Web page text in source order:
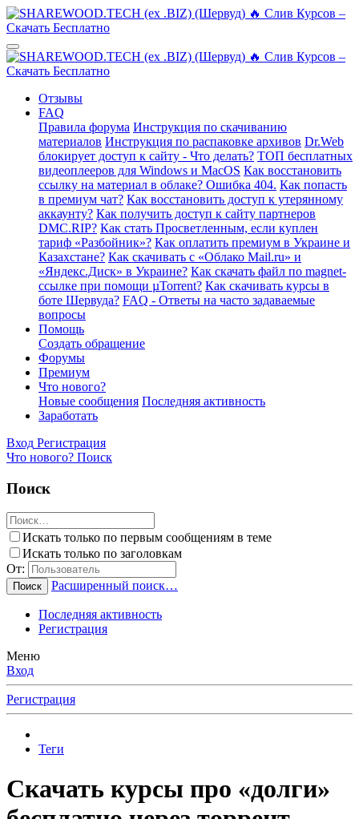
Отзывы
FAQ
Правила форума Инструкция по скачиванию
материалов Инструкция по распаковке архивов Dr.Web
блокирует доступ к сайту - Что делать? ТОП бесплатных
видеоплееров для Windows и MacOS Как восстановить
ссылку на материал в облаке? Ошибка 404. Как попасть
в премиум чат? Как восстановить доступ к утерянному
аккаунту? Как получить доступ к сайту партнеров
DMC.RIP? Как стать Просветленным, если куплен
тариф «Разбойник»? Как оплатить премиум в Украине и
Казахстане? Как скачивать с «Облако Mail.ru» и
«Яндекс.Диск» в Украине? Как скачать файл по magnet-
ссылке при помощи µTorrent? Как скачивать курсы в
боте Шервуда? FAQ - Ответы на часто задаваемые
вопросы
Помощь
Создать обращение
Форумы
Премиум
Что нового?
Новые сообщения Последняя активность
Заработать
Вход Регистрация
Что нового? Поиск
Поиск
Искать только по первым сообщениям в теме
Искать только по заголовкам
От:
Поиск Расширенный поиск…
Последняя активность
Регистрация
Меню
Вход
Регистрация
Теги
Скачать курсы про «долги»